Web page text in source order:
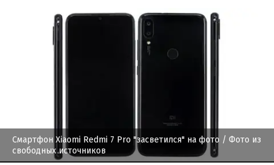
Смартфон Xiaomi Redmi 7 Pro "засветился" на фото / Фото из
свободных источников